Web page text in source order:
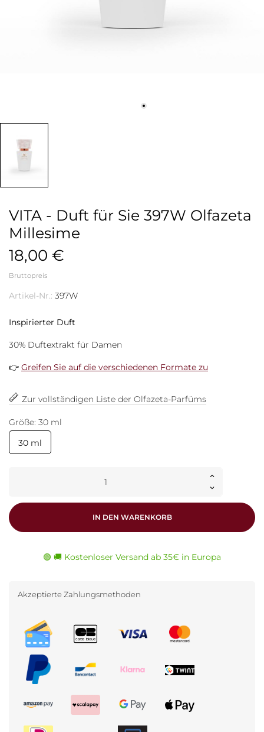
VITA - Duft für Sie 397W Olfazeta
Millesime
18,00 €
Bruttopreis
Artikel-Nr.: 397W
Inspirierter Duft
30% Duftextrakt für Damen
👉 Greifen Sie auf die verschiedenen Formate zu
Zur vollständigen Liste der Olfazeta-Parfüms
Größe: 30 ml
30 ml
IN DEN WARENKORB
🟢 🚚 Kostenloser Versand ab 35€ in Europa
Akzeptierte Zahlungsmethoden